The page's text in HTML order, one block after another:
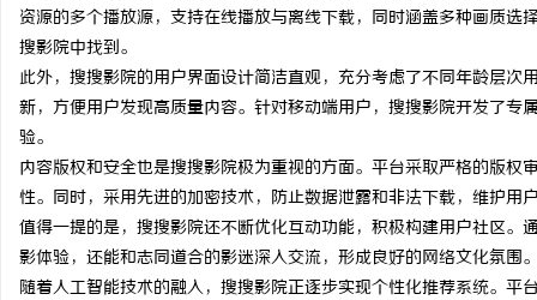
资源的多个播放源，支持在线播放与离线下载，同时涵盖多种画质
搜影院中找到。
此外，搜搜影院的用户界面设计简洁直观，充分考虑了不同年龄层
新，方便用户发现高质量内容。针对移动端用户，搜搜影院开发了
验。
内容版权和安全也是搜搜影院极为重视的方面。平台采取严格的版
性。同时，采用先进的加密技术，防止数据泄露和非法下载，维护用
值得一提的是，搜搜影院还不断优化互动功能，积极构建用户社区
影体验，还能和志同道合的影迷深入交流，形成良好的网络文化氛围
随着人工智能技术的融入，搜搜影院正逐步实现个性化推荐系统。